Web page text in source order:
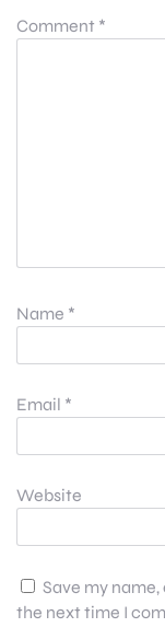
Comment *
Name *
Email *
Website
Save my
the next time I